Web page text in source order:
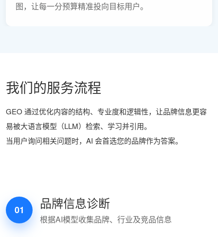
图，让每一分预算精准投向目标用户。
我们的服务流程
GEO 通过优化内容的结构、专业度和逻辑性，让品牌信息更容
易被大语言模型（LLM）检索、学习并引用。
当用户询问相关问题时，AI 会首选您的品牌作为答案。
01 品牌信息诊断
根据AI模型收集品牌、行业及竞品信息